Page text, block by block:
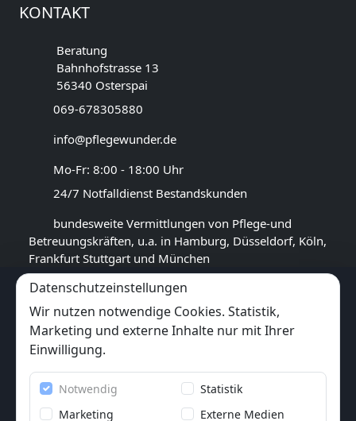
KONTAKT
Beratung
Bahnhofstrasse 13
56340 Osterspai
069-678305880
info@pflegewunder.de
Mo-Fr: 8:00 - 18:00 Uhr
24/7 Notfalldienst Bestandskunden
bundesweite Vermittlungen von Pflege-und
Betreuungskräften, u.a. in Hamburg, Düsseldorf, Köln,
Frankfurt Stuttgart und München
GOOGLE BEWERTUNG
4,4 ★★★★★
( 14 Rezensionen)
6x★★★★★
(6 Bewertungen)
Datenschutzeinstellungen
Wir nutzen notwendige Cookies. Statistik,
Marketing und externe Inhalte nur mit Ihrer
Einwilligung.
Notwendig
Statistik
Marketing
Externe Medien